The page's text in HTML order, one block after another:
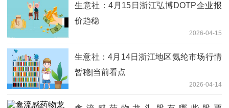
生意社：4月15日浙江弘博DOTP企业报
价趋稳
2026-04-15
生意社：4月14日浙江地区氨纶市场行情
暂稳|当前看点
2026-04-14